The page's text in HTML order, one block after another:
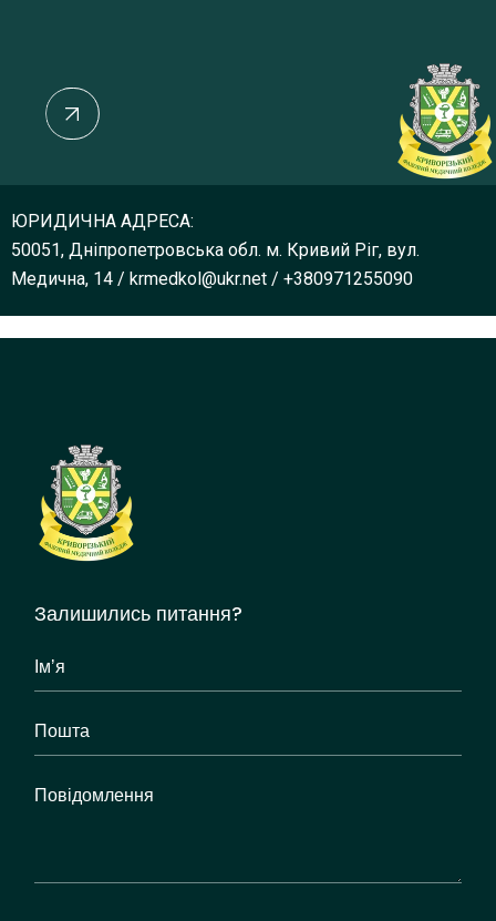
ЮРИДИЧНА АДРЕСА:
50051, Дніпропетровська обл. м. Кривий Ріг, вул.
Медична, 14 / krmedkol@ukr.net / +380971255090
Залишились питання?